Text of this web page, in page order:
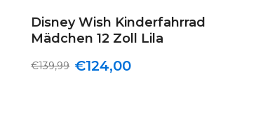
Disney Wish Kinderfahrrad
Mädchen 12 Zoll Lila
€124,00
€139,99